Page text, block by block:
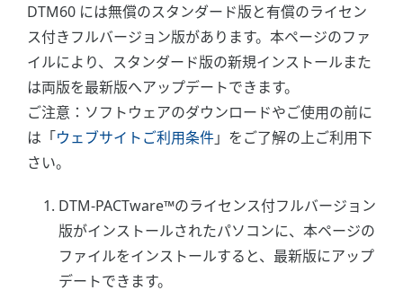
DTM60 には無償のスタンダード版と有償のライセン
ス付きフルバージョン版があります。本ページのファ
イルにより、スタンダード版の新規インストールまた
は両版を最新版へアップデートできます。
ご注意：ソフトウェアのダウンロードやご使用の前に
は「ウェブサイトご利用条件」をご了解の上ご利用下
さい。
DTM-PACTware™のライセンス付フルバージョン
版がインストールされたパソコンに、本ページの
ファイルをインストールすると、最新版にアップ
デートできます。